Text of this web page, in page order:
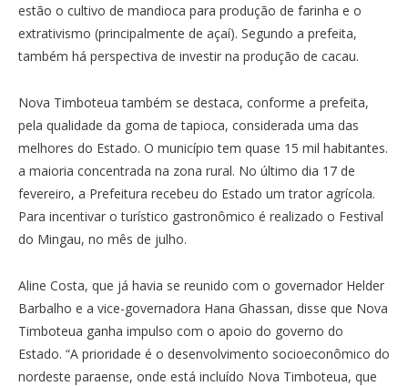
estão o cultivo de mandioca para produção de farinha e o
extrativismo (principalmente de açaí). Segundo a prefeita,
também há perspectiva de investir na produção de cacau.
Nova Timboteua também se destaca, conforme a prefeita,
pela qualidade da goma de tapioca, considerada uma das
melhores do Estado. O município tem quase 15 mil habitantes.
a maioria concentrada na zona rural. No último dia 17 de
fevereiro, a Prefeitura recebeu do Estado um trator agrícola.
Para incentivar o turístico gastronômico é realizado o Festival
do Mingau, no mês de julho.
Aline Costa, que já havia se reunido com o governador Helder
Barbalho e a vice-governadora Hana Ghassan, disse que Nova
Timboteua ganha impulso com o apoio do governo do
Estado. “A prioridade é o desenvolvimento socioeconômico do
nordeste paraense, onde está incluído Nova Timboteua, que